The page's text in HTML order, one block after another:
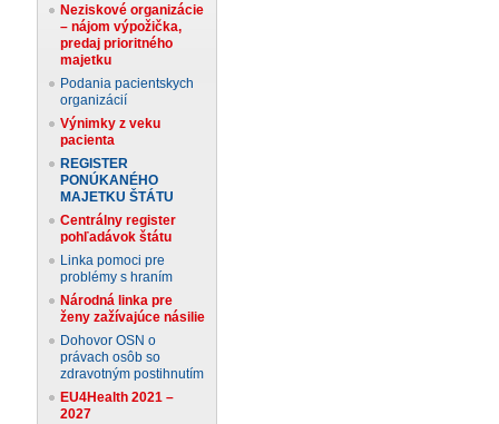
Neziskové organizácie
– nájom výpožička,
predaj prioritného
majetku
Podania pacientskych
organizácií
Výnimky z veku
pacienta
REGISTER
PONÚKANÉHO
MAJETKU ŠTÁTU
Centrálny register
pohľadávok štátu
Linka pomoci pre
problémy s hraním
Národná linka pre
ženy zažívajúce násilie
Dohovor OSN o
právach osôb so
zdravotným postihnutím
EU4Health 2021 –
2027